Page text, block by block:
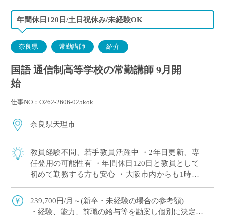
年間休日120日/土日祝休み/未経験OK
奈良県 常勤講師 紹介
国語 通信制高等学校の常勤講師 9月開
始
仕事NO：O262-2606-025kok
奈良県天理市
教員経験不問、若手教員活躍中 ・2年目更新、専
任登用の可能性有 ・年間休日120日と教員として
初めて勤務する方も安心 ・大阪市内からも1時間
では、一人ひとりの個性や目標に合わ […]
239,700円/月～(新卒・未経験の場合の参考額)
・経験、能⼒、前職の給与等を勘案し個別に決定